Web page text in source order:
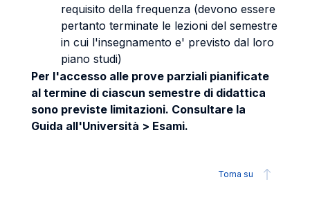
requisito della frequenza (devono essere
pertanto terminate le lezioni del semestre
in cui l'insegnamento e' previsto dal loro
piano studi)
Per l'accesso alle prove parziali pianificate
al termine di ciascun semestre di didattica
sono previste limitazioni. Consultare la
Guida all'Università > Esami.
Torna su